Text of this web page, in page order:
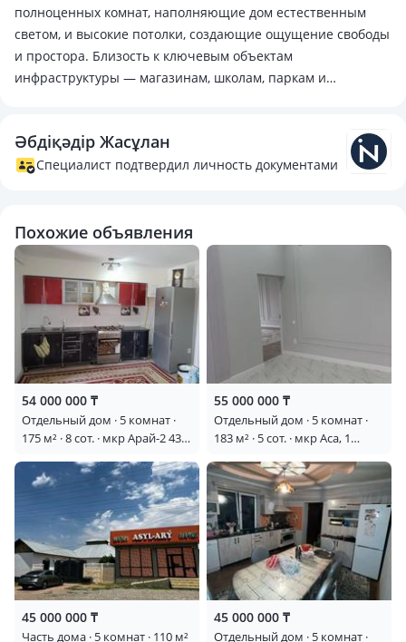
полноценных комнат, наполняющие дом естественным
светом, и высокие потолки, создающие ощущение свободы
и простора. Близость к ключевым объектам
инфраструктуры — магазинам, школам, паркам и
в ритме города.
Әбдіқәдір Жасұлан
Специалист подтвердил личность документами
Похожие объявления
54 000 000 ₸
Отдельный дом · 5 комнат ·
175 м² · 8 сот. · мкр Арай-2 43
55 000 000 ₸
Отдельный дом · 5 комнат ·
183 м² · 5 сот. · мкр Аса, 1
— Ташкентская
45 000 000 ₸
Часть дома · 5 комнат · 110 м²
45 000 000 ₸
Отдельный дом · 5 комнат ·